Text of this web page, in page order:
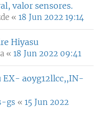
valor sensores.
« 18 Jun 2022 19:14
Hiyasu
« 18 Jun 2022 09:41
aoyg12llcc,,IN-
gs « 15 Jun 2022